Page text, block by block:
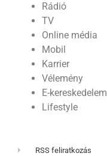
Rádió
TV
Online média
Mobil
Karrier
Vélemény
E-kereskedelem
Lifestyle
RSS feliratkozás